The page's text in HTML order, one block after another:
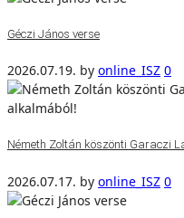
Géczi János verse
2026.07.19. by online_ISZ 0
Németh Zoltán köszönti Garaczi
2026.07.17. by online_ISZ 0